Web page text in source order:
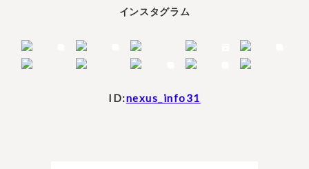
インスタグラム
ID:nexus_info31